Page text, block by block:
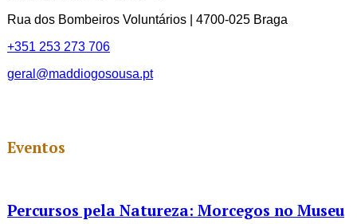
Rua dos Bombeiros Voluntários | 4700-025 Braga
+351 253 273 706
geral@maddiogosousa.pt
Eventos
Percursos pela Natureza: Morcegos no Museu